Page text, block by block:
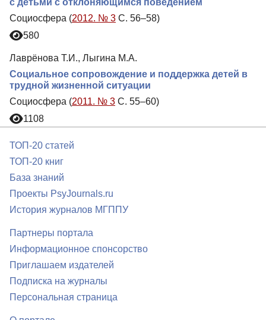
с детьми с отклоняющимся поведением
Социосфера (2012. № 3 С. 56–58)
580
Лаврёнова Т.И., Лыгина М.А.
Социальное сопровождение и поддержка детей в
трудной жизненной ситуации
Социосфера (2011. № 3 С. 55–60)
1108
ТОП-20 статей
ТОП-20 книг
База знаний
Проекты PsyJournals.ru
История журналов МГППУ
Партнеры портала
Информационное спонсорство
Приглашаем издателей
Подписка на журналы
Персональная страница